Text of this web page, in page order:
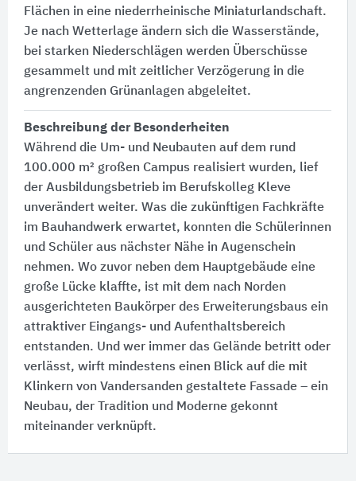
Flächen in eine niederrheinische Miniaturlandschaft.
Je nach Wetterlage ändern sich die Wasserstände,
bei starken Niederschlägen werden Überschüsse
gesammelt und mit zeitlicher Verzögerung in die
angrenzenden Grünanlagen abgeleitet.
Beschreibung der Besonderheiten
Während die Um- und Neubauten auf dem rund
100.000 m² großen Campus realisiert wurden, lief
der Ausbildungsbetrieb im Berufskolleg Kleve
unverändert weiter. Was die zukünftigen Fachkräfte
im Bauhandwerk erwartet, konnten die Schülerinnen
und Schüler aus nächster Nähe in Augenschein
nehmen. Wo zuvor neben dem Hauptgebäude eine
große Lücke klaffte, ist mit dem nach Norden
ausgerichteten Baukörper des Erweiterungsbaus ein
attraktiver Eingangs- und Aufenthaltsbereich
entstanden. Und wer immer das Gelände betritt oder
verlässt, wirft mindestens einen Blick auf die mit
Klinkern von Vandersanden gestaltete Fassade – ein
Neubau, der Tradition und Moderne gekonnt
miteinander verknüpft.